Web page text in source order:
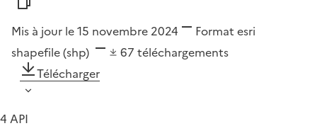
Mis à jour le 15 novembre 2024 Format esri
shapefile (shp)
67 téléchargements
Télécharger
4 API